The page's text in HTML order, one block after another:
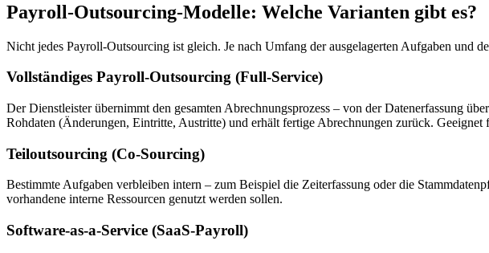
Payroll-Outsourcing-Modelle: Welche Varianten gibt es?
Nicht jedes Payroll-Outsourcing ist gleich. Je nach Umfang der ausgelagerten Aufgaben und
Vollständiges Payroll-Outsourcing (Full-Service)
Der Dienstleister übernimmt den gesamten Abrechnungsprozess – von der Datenerfassung
Rohdaten (Änderungen, Eintritte, Austritte) und erhält fertige Abrechnungen zurück.
Teiloutsourcing (Co-Sourcing)
Bestimmte Aufgaben verbleiben intern – zum Beispiel die Zeiterfassung oder die
vorhandene interne Ressourcen genutzt werden sollen.
Software-as-a-Service (SaaS-Payroll)